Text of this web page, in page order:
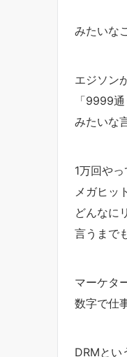
みたいな
エジソン
「9999
みたいな
1万回や
メガヒッ
どんなに
言うまで
マーケタ
数字で仕
DRMとい